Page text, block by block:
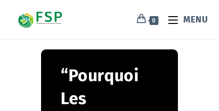
0 MENU
“Pourquoi
Les